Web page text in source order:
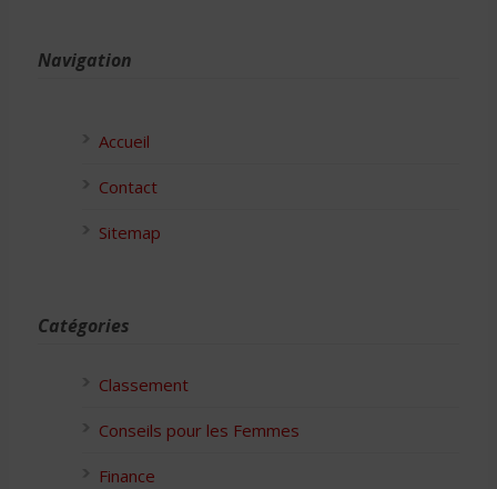
Navigation
Accueil
Contact
Sitemap
Catégories
Classement
Conseils pour les Femmes
Finance